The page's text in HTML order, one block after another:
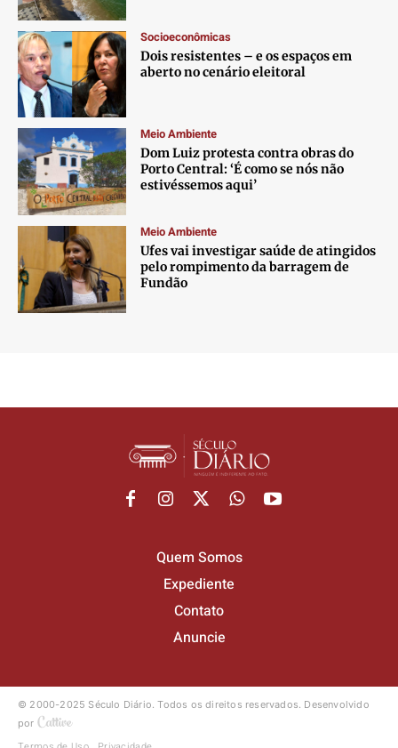
Socioeconômicas
Dois resistentes – e os espaços em
aberto no cenário eleitoral
Meio Ambiente
Dom Luiz protesta contra obras do
Porto Central: ‘É como se nós não
estivéssemos aqui’
Meio Ambiente
Ufes vai investigar saúde de atingidos
pelo rompimento da barragem de
Fundão
Quem Somos
Expediente
Contato
Anuncie
© 2000-2025 Século Diário.Todos os direitos reservados. Desenvolvido
por